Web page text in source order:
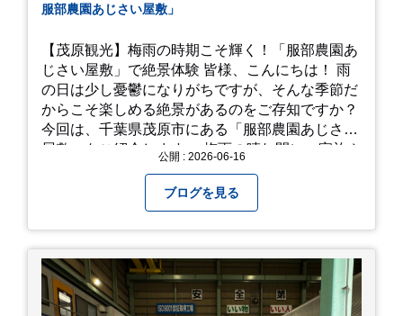
服部農園あじさい屋敷」
【茂原観光】梅雨の時期こそ輝く！「服部農園あ
じさい屋敷」で絶景体験 皆様、こんにちは！ 雨
の日は少し憂鬱になりがちですが、そんな季節だ
からこそ楽しめる絶景があるのをご存知ですか？
今回は、千葉県茂原市にある「服部農園あじさい
屋敷」をご紹介します。 梅雨の晴れ間に、家族や
め尽くす「あじさい」 服部農園あじさい屋敷の魅
力は、なんといってもそのスケール感。約18,000
平方メートルの広大な敷地に、なんと250種類以
上・約20,000株ものアジサイが植えられていま
す。 山肌を埋め尽くすように咲き誇るブルー、ピ
ンク、紫のアジサイは圧巻の一言。 歩道が整備さ
公開 : 2026-06-16
ブログを見る